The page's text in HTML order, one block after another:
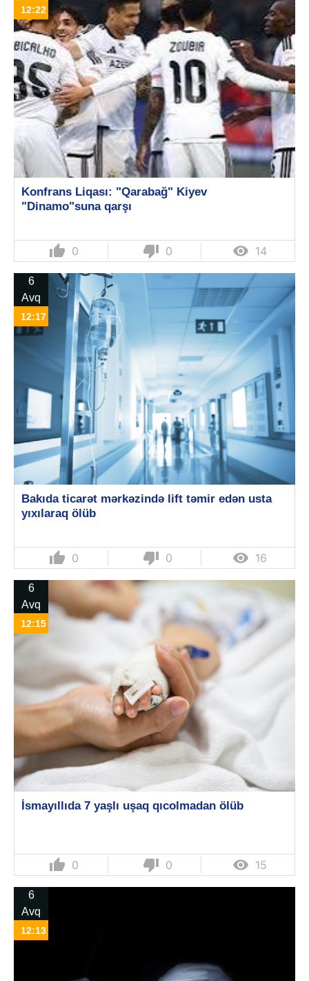
12:22
Konfrans Liqası: "Qarabağ" Kiyev
"Dinamo"suna qarşı
thumb_up 0 thumb_down 0  14
6
Avq
12:17
Bakıda ticarət mərkəzində lift təmir edən usta
yıxılaraq ölüb
thumb_up 0 thumb_down 0  16
6
Avq
12:15
İsmayıllıda 7 yaşlı uşaq qıcolmadan ölüb
thumb_up 0 thumb_down 0  15
6
Avq
12:13